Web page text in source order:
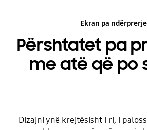
Ekran pa ndërprerje
Përshtatet pa
me atë që po
Dizajni ynë krejtësisht i ri, i